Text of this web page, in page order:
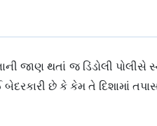
જાણ થતાં જ ડિંડોલી
છે કે કેમ તે દિશામાં